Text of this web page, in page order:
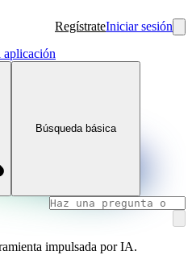
RegístrateIniciar sesión
aplicación
Búsqueda básica
impulsada por IA.